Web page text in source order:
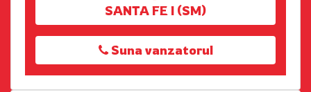
SANTA FE I (SM)
Suna vanzatorul